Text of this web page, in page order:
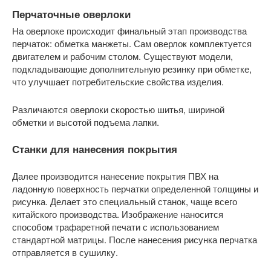
Перчаточные оверлоки
На оверлоке происходит финальный этап производства
перчаток: обметка манжеты. Сам оверлок комплектуется
двигателем и рабочим столом. Существуют модели,
подкладывающие дополнительную резинку при обметке,
что улучшает потребительские свойства изделия.
Различаются оверлоки скоростью шитья, шириной
обметки и высотой подъема лапки.
Станки для нанесения покрытия
Далее производится нанесение покрытия ПВХ на
ладонную поверхность перчатки определенной толщины и
рисунка. Делает это специальный станок, чаще всего
китайского производства. Изображение наносится
способом трафаретной печати с использованием
стандартной матрицы. После нанесения рисунка перчатка
отправляется в сушилку.